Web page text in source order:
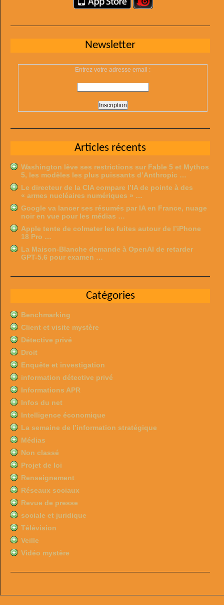
Newsletter
Entrez votre adresse email :
Articles récents
Washington lève ses restrictions sur Fable 5 et Mythos
5, les modèles les plus puissants d’Anthropic …
Le directeur de la CIA compare l’IA de pointe à des
« armes nucléaires numériques » …
Google va lancer ses résumés par IA en France, nuage
noir en vue pour les médias …
Apple tente de colmater les fuites autour de l’iPhone
18 Pro …
La Maison-Blanche demande à OpenAI de retarder
GPT-5.6 pour examen …
Catégories
Benchmarking
Client et visite mystère
Détective privé
Droit
Enquête et investigation
information détective privé
Informations APR
Infos du net
Intelligence économique
La semaine de l’information stratégique
Médias
Non classé
Projet de loi
Renseignement
Réseaux sociaux
Revue de presse
sociale et juridique
Télévision
Veille
Vidéo mystère